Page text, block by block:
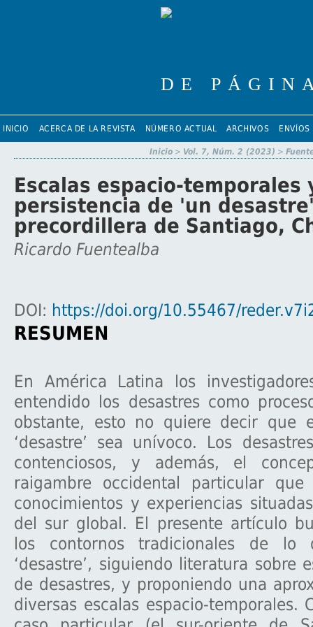
INICIO ACERCA DE LA REVISTA NÚMERO ACTUAL ARCHIVOS ENVÍOS
Inicio > Vol. 7, Núm. 2 (2023) >
Escalas espacio-temporales
persistencia de 'un
precordillera de Santiago,
Ricardo Fuentealba
DOI: https://doi.org/10.55467/
RESUMEN
En América Latina los
entendido los desastres como
obstante, esto no quiere decir que
‘desastre’ sea unívoco. Los
contenciosos, y además, el
raigambre occidental particular
conocimientos y experiencias
del sur global. El presente artículo
los contornos tradicionales de lo
‘desastre’, siguiendo literatura sobre
de desastres, y proponiendo una
diversas escalas espacio-temporales.